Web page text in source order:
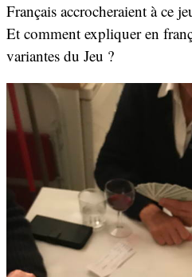
Français accrocheraient à ce
Et comment expliquer en
variantes du Jeu ?